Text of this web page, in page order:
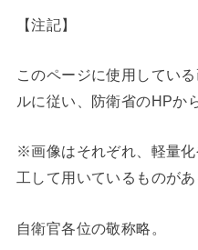
【注記】
このページに使用してい
ルに従い、防衛省のHPか
※画像はそれぞれ、軽量
工して用いているものがあ
自衛官各位の敬称略。